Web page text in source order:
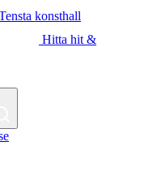
konsthall
Hitta hit &